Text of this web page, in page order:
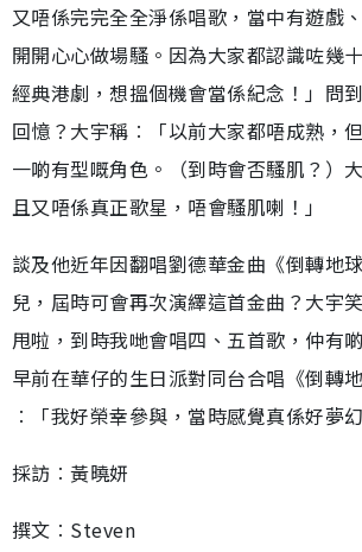
又唔係完完全全淨係唱歌，當中有遊戲
開開心心做場騷。因為大家都認識咗幾
經典港劇，想搵個機會當係紀念！」問
回憶？大宇稱︰「以前大家都唔成熟，
一啲有型嘅角色。（到時會否騷肌？）
且又唔係真正歌星，唔會騷肌喇！」
談及他近年因翻唱劉德華金曲《倒轉地
兒，屆時可會再次演繹這首金曲？大宇
甩啦，到時我哋會唱四、五首歌，仲有
早前在華仔的生日派對同台合唱《倒轉
︰「我好榮幸參與，當時感覺真係好夢幻
採訪︰黃曉妍
撰文︰Steven